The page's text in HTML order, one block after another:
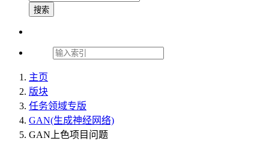
搜索
主页
版块
任务领域专版
GAN(生成神经网络)
GAN上色项目问题